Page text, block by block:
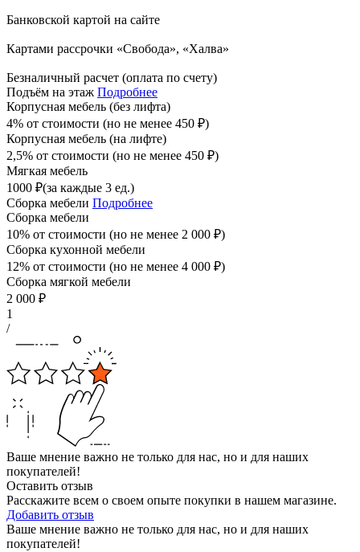
Банковской картой на сайте
Картами рассрочки «Свобода», «Халва»
Безналичный расчет (оплата по счету)
Подъём на этаж Подробнее
Корпусная мебель (без лифта)
4% от стоимости (но не менее 450 ₽)
Корпусная мебель (на лифте)
2,5% от стоимости (но не менее 450 ₽)
Мягкая мебель
1000 ₽(за каждые 3 ед.)
Сборка мебели Подробнее
Сборка мебели
10% от стоимости (но не менее 2 000 ₽)
Сборка кухонной мебели
12% от стоимости (но не менее 4 000 ₽)
Сборка мягкой мебели
2 000 ₽
1
/
Ваше мнение важно не только для нас, но и для наших
покупателей!
Оставить отзыв
Расскажите всем о своем опыте покупки в нашем магазине.
Добавить отзыв
Ваше мнение важно не только для нас, но и для наших
покупателей!